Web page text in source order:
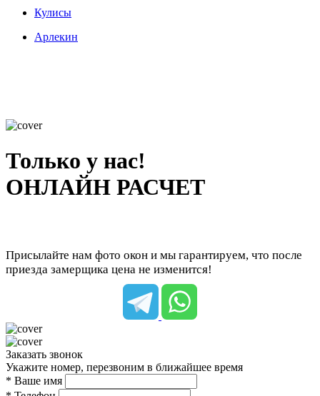
Кулисы
Арлекин
Только у нас!
ОНЛАЙН РАСЧЕТ
Присылайте нам фото окон и мы гарантируем, что после
приезда замерщика цена не изменится!
Заказать звонок
Укажите номер, перезвоним в ближайшее время
* Ваше имя